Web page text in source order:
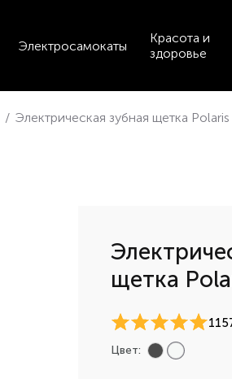
Электросамокаты
Красота и
здоровье
/ Электрическая зубная щетка
щетка
Цвет: